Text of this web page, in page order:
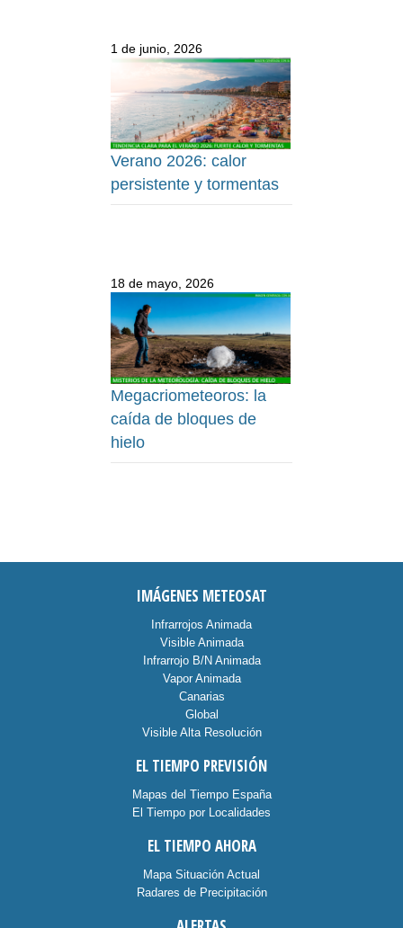
1 de junio, 2026
Verano 2026: calor
persistente y tormentas
18 de mayo, 2026
Megacriometeoros: la
caída de bloques de
hielo
IMÁGENES METEOSAT
Infrarrojos Animada
Visible Animada
Infrarrojo B/N Animada
Vapor Animada
Canarias
Global
Visible Alta Resolución
EL TIEMPO PREVISIÓN
Mapas del Tiempo España
El Tiempo por Localidades
EL TIEMPO AHORA
Mapa Situación Actual
Radares de Precipitación